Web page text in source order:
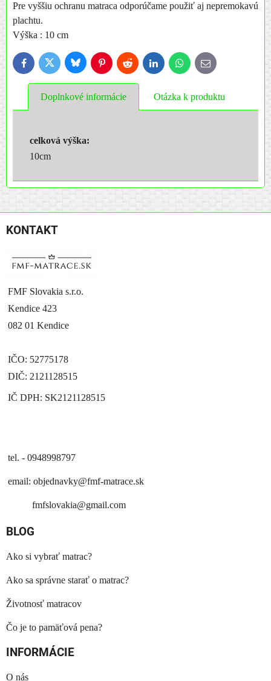
Pre vyššiu ochranu matraca odporúčame použiť aj nepremokavú
plachtu.
Výška : 10 cm
FacebookTwitter BlueskyPinterestReddit LinkedInWhatsApp
E-
mail
Doplnkové informácie Otázka k produktu
celková výška:
10cm
KONTAKT
FMF Slovakia s.r.o.
Kendice 423
082 01 Kendice
IČO: 52775178
DIČ: 2121128515
IČ DPH: SK2121128515
tel. - 0948998797
email: objednavky@fmf-matrace.sk
fmfslovakia@gmail.com
BLOG
Ako si vybrať matrac?
Ako sa správne starať o matrac?
Životnosť matracov
Čo je to pamäťová pena?
INFORMÁCIE
O nás